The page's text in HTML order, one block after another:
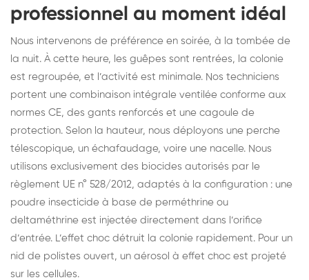
professionnel au moment idéal
Nous intervenons de préférence en soirée, à la tombée de
la nuit. À cette heure, les guêpes sont rentrées, la colonie
est regroupée, et l’activité est minimale. Nos techniciens
portent une combinaison intégrale ventilée conforme aux
normes CE, des gants renforcés et une cagoule de
protection. Selon la hauteur, nous déployons une perche
télescopique, un échafaudage, voire une nacelle. Nous
utilisons exclusivement des biocides autorisés par le
règlement UE n° 528/2012, adaptés à la configuration : une
poudre insecticide à base de perméthrine ou
deltaméthrine est injectée directement dans l’orifice
d’entrée. L’effet choc détruit la colonie rapidement. Pour un
nid de polistes ouvert, un aérosol à effet choc est projeté
sur les cellules.